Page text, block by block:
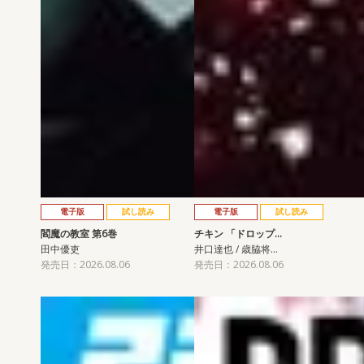
電子版 試し読み
閻魔の教室 第6巻
田中優吏
発売日：2026.08.06
電子版 試し読み
チキン 「ドロップ…
井口達也 / 歳脇将…
発売日：2026.08.06